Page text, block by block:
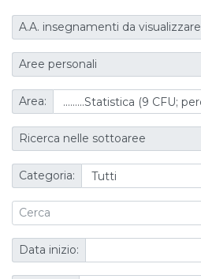
A.A. insegnamenti da visualizzare
Aree personali
Area:
Ricerca nelle sottoaree
Categoria:
Data inizio: